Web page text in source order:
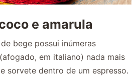
e amarula
bege possui inúmeras
em italiano) nada mais
sorvete dentro de um espresso.